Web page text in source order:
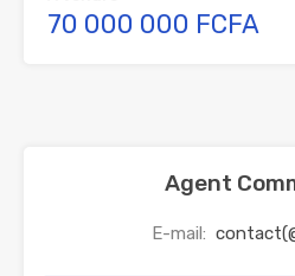
70 000 000 FCFA
Agent
E-mail: